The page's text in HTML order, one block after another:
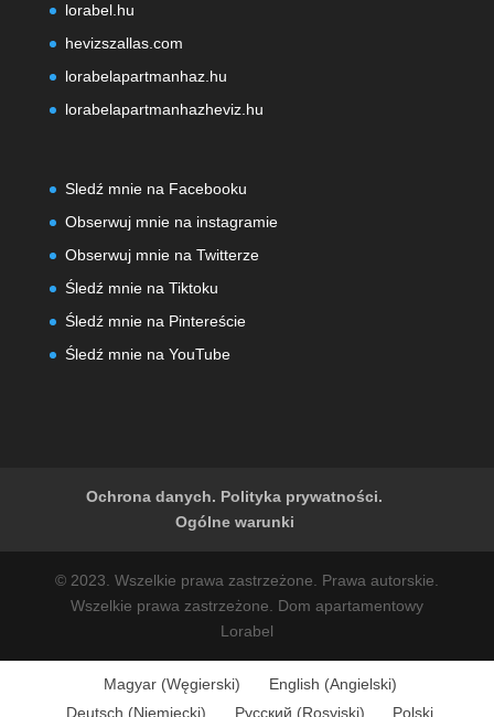
lorabel.hu
hevizszallas.com
lorabelapartmanhaz.hu
lorabelapartmanhazheviz.hu
Sledź mnie na Facebooku
Obserwuj mnie na instagramie
Obserwuj mnie na Twitterze
Śledź mnie na Tiktoku
Śledź mnie na Pintereście
Śledź mnie na YouTube
Ochrona danych. Polityka prywatności.
Ogólne warunki
© 2023. Wszelkie prawa zastrzeżone. Prawa autorskie.
Wszelkie prawa zastrzeżone. Dom apartamentowy
Lorabel
Magyar (Węgierski) English (Angielski)
Deutsch (Niemiecki) Русский (Rosyjski) Polski